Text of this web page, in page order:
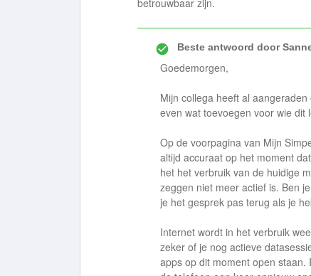
betrouwbaar zijn.
Beste antwoord door
Goedemorgen,
Mijn collega heeft al
even wat toevoegen voor wie dit
Op de voorpagina van Mijn
altijd accuraat op het moment
het het verbruik van de huidige
zeggen niet meer actief is. Ben
je het gesprek pas terug als je
Internet wordt in het verbruik
zeker of je nog actieve
apps op dit moment open staan.